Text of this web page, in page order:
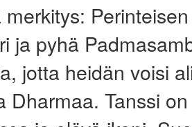
ja pyhä
jotta heidän voisi
Dharmaa. Tanssi